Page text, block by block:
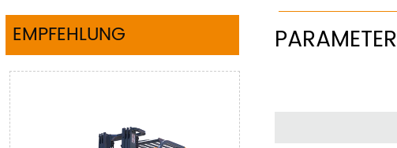
EMPFEHLUNG PARAMETER